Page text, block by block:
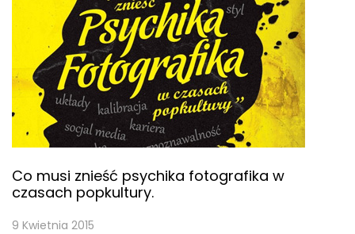
Co musi znieść psychika fotografika w
czasach popkultury.
9 Kwietnia 2015